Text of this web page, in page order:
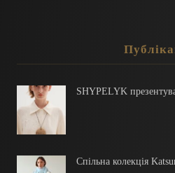
SHYPELYK
Cпільна колекція